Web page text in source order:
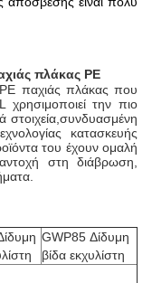
πλάκας PE
παχιάς πλάκας που
χρησιμοποιεί την πιο
στοιχεία,συνδυασμένη
κατασκευής
του έχουν ομαλή
στη διάβρωση,
GWP85 Δίδυμη
βίδα εκχυλίστη